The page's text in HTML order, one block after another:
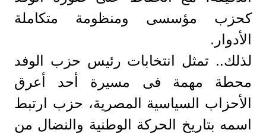
كحزب مؤسسى ومنظومة متكاملة
الأدوار.
لذلك.. تمثل انتخابات رئيس حزب الوفد
محطة مهمة فى مسيرة أحد أعرق
الأحزاب السياسية المصرية، حزب ارتبط
اسمه بتاريخ الحركة الوطنية والنضال من